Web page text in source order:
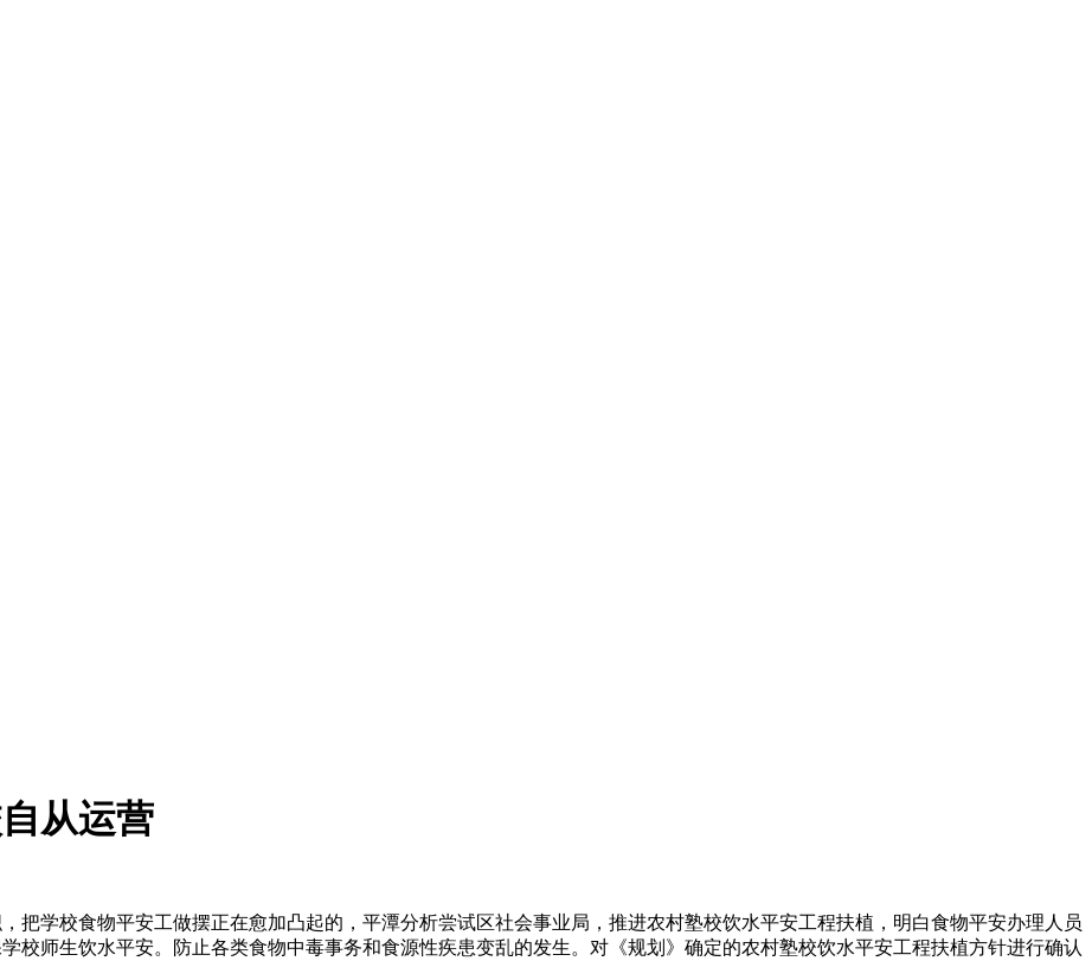
从运营
学校食物平安工做摆正在愈加凸起的，平潭分析尝试区社会事业局，推进农村塾校饮水平安工程扶植，明白食物平安办理人员
校师生饮水平安。防止各类食物中毒事务和食源性疾患变乱的发生。对《规划》确定的农村塾校饮水平安工程扶植方针进行确认